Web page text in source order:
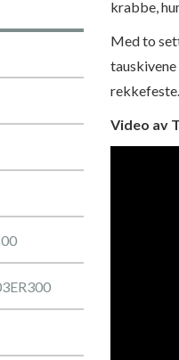
krabbe,
Med to
Video av